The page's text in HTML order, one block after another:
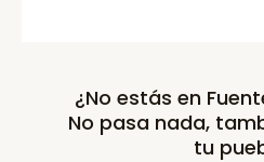
¿No estás en
No pasa nada,
tu